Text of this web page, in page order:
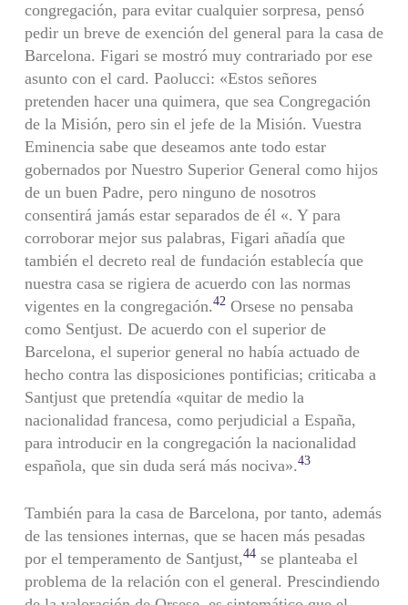
congrega­ción, para evitar cualquier sorpresa, pensó
pedir un breve de exen­ción del general para la casa de
Barcelona. Figari se mostró muy con­trariado por ese
asunto con el card. Paolucci: «Estos señores
pretenden hacer una quimera, que sea Congregación
de la Misión, pero sin el jefe de la Misión. Vuestra
Eminencia sabe que deseamos ante todo estar
gobernados por Nuestro Superior General como hijos
de un buen Padre, pero ninguno de nosotros
consentirá jamás estar separados de él «. Y para
corroborar mejor sus palabras, Figari aña­día que
también el decreto real de fundación establecía que
nuestra casa se rigiera de acuerdo con las normas
vigentes en la congrega­ción.42Orsese no pensaba
como Sentjust. De acuerdo con el superior de
Barcelona, el superior general no había actuado de
hecho contra las disposiciones pontificias; criticaba a
Santjust que pretendía «quitar de medio la
nacionalidad francesa, como perjudicial a España,
para introducir en la congregación la nacionalidad
española, que sin duda será más nociva».43
También para la casa de Barcelona, por tanto, además
de las ten­siones internas, que se hacen más pesadas
por el temperamento de Santjust,44se planteaba el
problema de la relación con el general. Prescindiendo